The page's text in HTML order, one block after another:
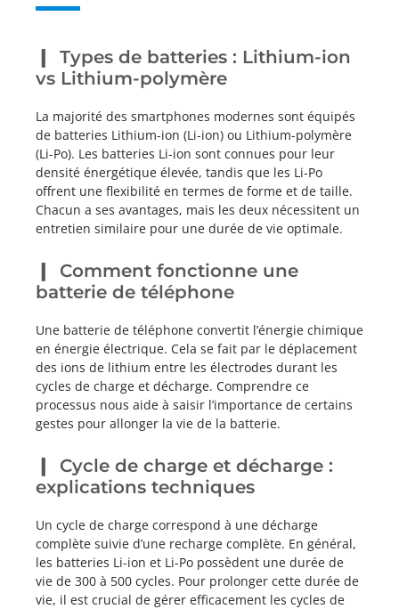
Types de batteries : Lithium-ion
vs Lithium-polymère
La majorité des smartphones modernes sont équipés
de batteries Lithium-ion (Li-ion) ou Lithium-polymère
(Li-Po). Les batteries Li-ion sont connues pour leur
densité énergétique élevée, tandis que les Li-Po
offrent une flexibilité en termes de forme et de taille.
Chacun a ses avantages, mais les deux nécessitent un
entretien similaire pour une durée de vie optimale.
Comment fonctionne une
batterie de téléphone
Une batterie de téléphone convertit l’énergie chimique
en énergie électrique. Cela se fait par le déplacement
des ions de lithium entre les électrodes durant les
cycles de charge et décharge. Comprendre ce
processus nous aide à saisir l’importance de certains
gestes pour allonger la vie de la batterie.
Cycle de charge et décharge :
explications techniques
Un cycle de charge correspond à une décharge
complète suivie d’une recharge complète. En général,
les batteries Li-ion et Li-Po possèdent une durée de
vie de 300 à 500 cycles. Pour prolonger cette durée de
vie, il est crucial de gérer efficacement les cycles de